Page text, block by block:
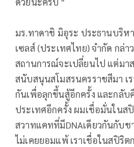
มร.ทาดาชิ มิอุระ ประธานบริห
เซลส์ (ประเทศไทย) จำกัด กล่า
สถานการณ์จะเปลี่ยนไป แต่มา
สนับสนุนสโมสรนครราชสีมา เร
กันเพื่อลุกขึ้นสู้อีกครั้ง และกลับ
ประเทศอีกครั้ง ผมเชื่อมั่นในส
สวาทแคทที่มีDNAเดียวกันกับช
ไม่เคยยอมแพ้ เราเชื่อในสปิริต